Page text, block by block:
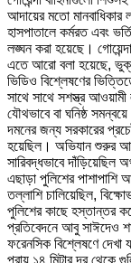
আদায়ের মতো
হাসপাতালে কর্মরত এবং
লঙ্ঘন করা হয়েছে।
এতে আরো বলা হয়েছে,
ভিডিও বিশ্লেষণের
সাথে সাথে সশস্ত্র
যৌথভাবে বা ঘনিষ্ঠ
দমনের জন্য সরকারের
হয়েছিল। অভিযান শুরুর
সারিবদ্ধভাবে
এছাড়া পুলিশের পাশাপাশি
তল্লাশি চালিয়েছিল,
পুলিশের কাছে হস্তান্তর
প্রতিবেদনে আবু সাঈদেও
ফরেনসিক বিশ্লেষণে দেখা